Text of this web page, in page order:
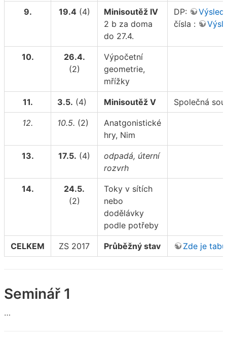
9. 19.4(4)
Minisoutěž IV
2 b za doma
do 27.4.
DP:
čísla :
10.
26.4.
(2)
Výpočetní
geometrie,
mřížky
11. 3.5. (4) Minisoutěž V Společná
12. 10.5. (2)
Anatgonistické
hry, Nim
13. 17.5. (4)
odpadá, úterní
rozvrh
14.
24.5.
(2)
Toky v sítích
nebo
dodělávky
podle potřeby
CELKEM ZS 2017 Průběžný stav Zde je
Seminář 1
…